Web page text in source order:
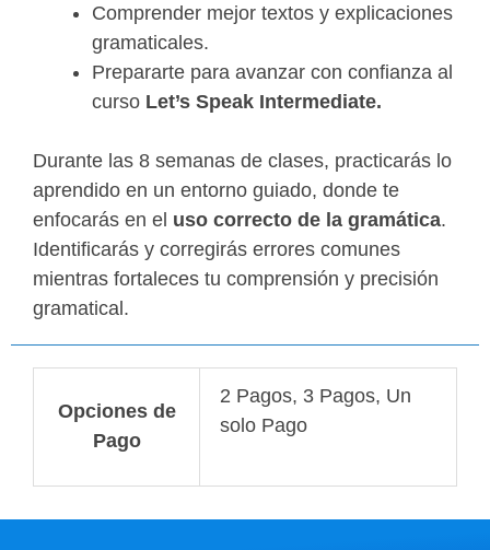
Comprender mejor textos y explicaciones
gramaticales.
Prepararte para avanzar con confianza al
curso Let’s Speak Intermediate.
Durante las 8 semanas de clases, practicarás lo
aprendido en un entorno guiado, donde te
enfocarás en el uso correcto de la gramática.
Identificarás y corregirás errores comunes
mientras fortaleces tu comprensión y precisión
gramatical.
Opciones de
Pago
2 Pagos, 3 Pagos, Un
solo Pago